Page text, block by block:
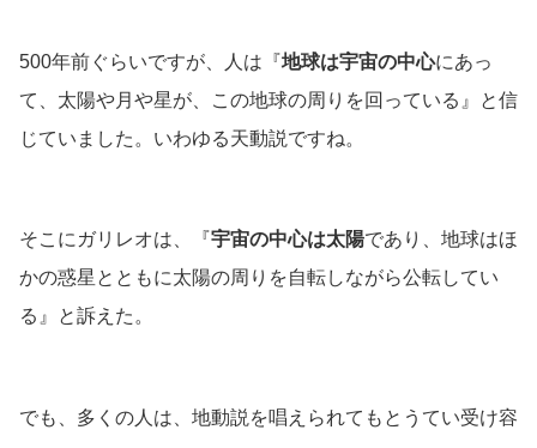
500年前ぐらいですが、人は『地球は宇宙の中心にあっ
て、太陽や月や星が、この地球の周りを回っている』と信
じていました。いわゆる天動説ですね。
そこにガリレオは、『宇宙の中心は太陽であり、地球はほ
かの惑星とともに太陽の周りを自転しながら公転してい
る』と訴えた。
でも、多くの人は、地動説を唱えられてもとうてい受け容